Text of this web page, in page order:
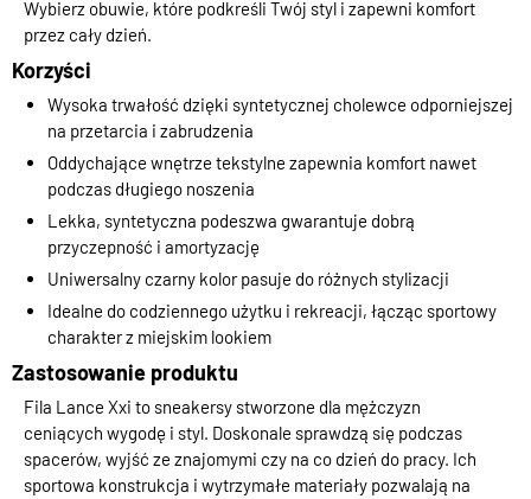
Wybierz obuwie, które podkreśli Twój styl i zapewni komfort
przez cały dzień.
Korzyści
Wysoka trwałość dzięki syntetycznej cholewce odporniejszej
na przetarcia i zabrudzenia
Oddychające wnętrze tekstylne zapewnia komfort nawet
podczas długiego noszenia
Lekka, syntetyczna podeszwa gwarantuje dobrą
przyczepność i amortyzację
Uniwersalny czarny kolor pasuje do różnych stylizacji
Idealne do codziennego użytku i rekreacji, łącząc sportowy
charakter z miejskim lookiem
Zastosowanie produktu
Fila Lance Xxi to sneakersy stworzone dla mężczyzn
ceniących wygodę i styl. Doskonale sprawdzą się podczas
spacerów, wyjść ze znajomymi czy na co dzień do pracy. Ich
sportowa konstrukcja i wytrzymałe materiały pozwalają na